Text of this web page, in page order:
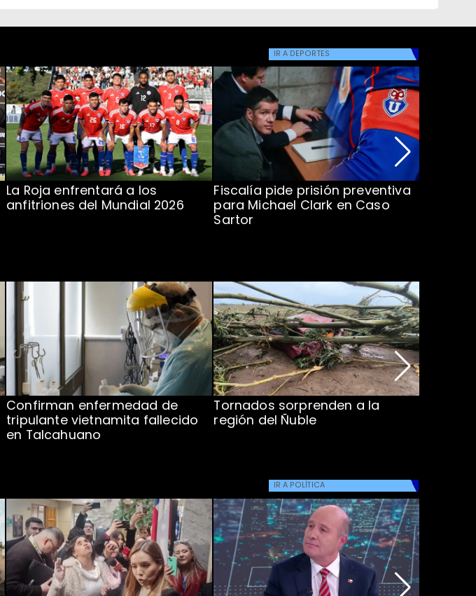
IR A DEPORTES
La Roja enfrentará a los
anfitriones del Mundial 2026
Fiscalía pide prisión preventiva
para Michael Clark en Caso
Sartor
Confirman enfermedad de
tripulante vietnamita fallecido
en Talcahuano
Tornados sorprenden a la
región del Ñuble
IR A POLÍTICA